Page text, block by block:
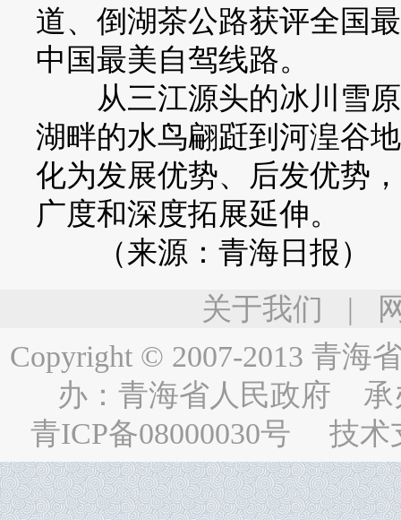
道、倒湖茶公路获评全国
中国最美自驾线路。
从三江源头的冰川雪原
湖畔的水鸟翩跹到河湟谷
化为发展优势、后发优势
广度和深度拓展延伸。
（来源：青海日报）
关于我们 |
Copyright © 2007-2013 青海
办： 青海省人民政府 承
青ICP备08000030号 技术